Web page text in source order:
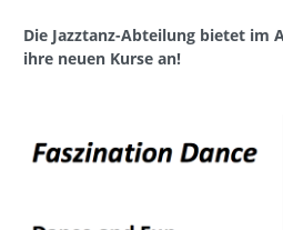
Die Jazztanz-Abteilung bietet im
ihre neuen Kurse an!